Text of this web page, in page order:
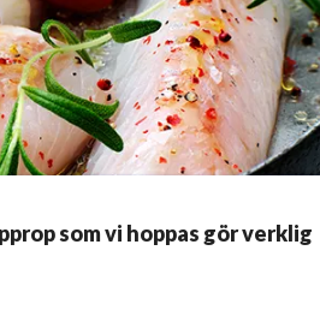
som vi hoppas gör verklig